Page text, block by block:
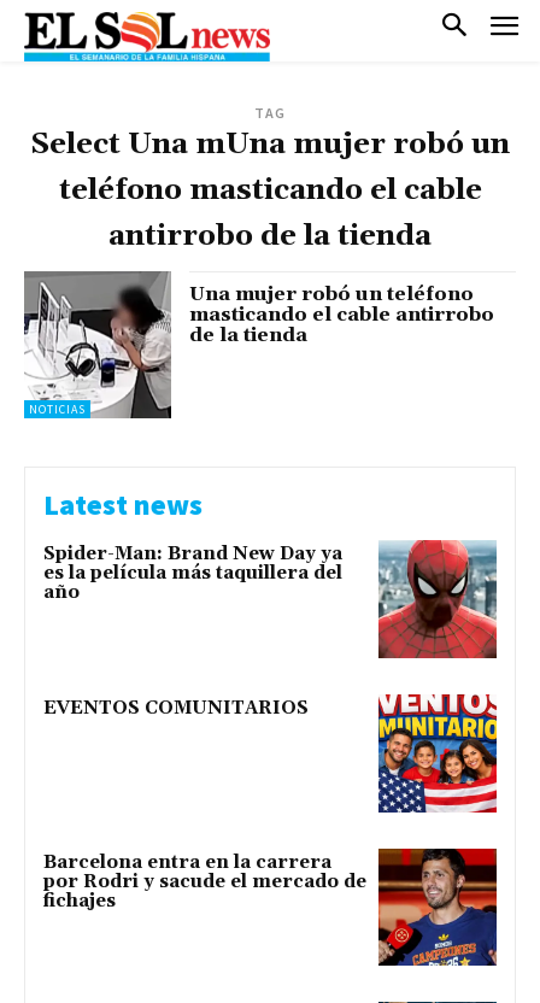
TAG
Select Una mUna mujer robó un
teléfono masticando el cable
antirrobo de la tienda
NOTICIAS
Una mujer robó un teléfono
masticando el cable antirrobo
de la tienda
Latest news
Spider-Man: Brand New Day ya
es la película más taquillera del
año
EVENTOS COMUNITARIOS
Barcelona entra en la carrera
por Rodri y sacude el mercado de
fichajes